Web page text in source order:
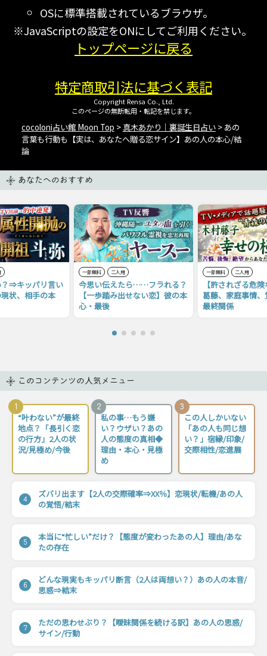
OSに標準搭載されているブラウザ。
※JavaScriptの設定をONにしてご利用ください。
トップページに戻る
特定商取引法に基づく表記
Copyright Rensa Co., Ltd.
このページの無断転用・転記を禁じます。
cocoloni占い館 Moon Top > 真木あかり｜裏誕生日占い> あの
言葉も行動も【実は、あなたへ贈る恋サイン】あの人の本心/結
論
あなたへのおすすめ
⇒キッパリ言い
状、相手の本
一部無料 二人用
今思い伝えたら……フラれる？
【一歩踏み出せない恋】彼の本
心・最後
一部無料 二人用
【許されざる危
葛藤、家庭事情
最終関係
このコンテンツの人気メニュー
1
“叶わない”が最終
地点？「長引く恋
の行方」2人の状
況/見極め/今後
2
私の事…もう嫌
い？ウザい？あの
人の態度の真相◆
理由・本心・見極
め
3
この人しかいない
「あの人も同じ想
い？」宿縁/印象/
交際相性/恋進展
4
ズバリ出ます【2人の交際確率⇒XX％】恋現状/転機/あの人
の覚悟/結末
5
本当に“忙しい”だけ？【態度が変わったあの人】理由/あな
たの存在
6
どんな現実もキッパリ断言（2人は両想い？）あの人の本音/
思惑⇒結末
7
ただの思わせぶり？【曖昧関係を続ける訳】あの人の思惑/
サイン/行動